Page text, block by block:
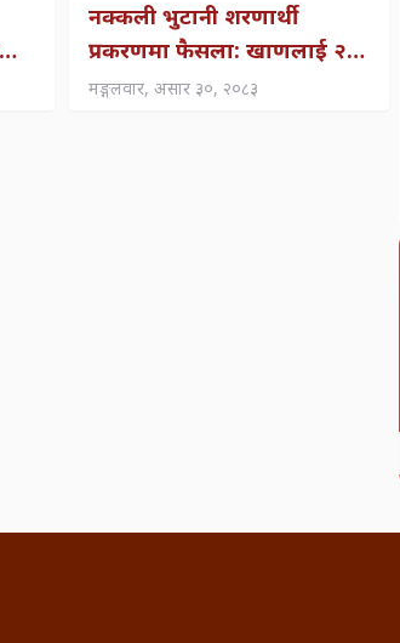
नक्कली भुटानी शरणार्थी
प्रकरणमा फैसला: खाणलाई २
वर्ष, रायमाझीलाई ४ वर्ष कैद
मङ्गलवार, असार ३०, २०८३